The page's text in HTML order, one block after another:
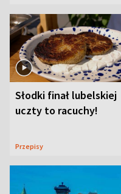
Słodki finał lubelskiej
uczty to racuchy!
Przepisy